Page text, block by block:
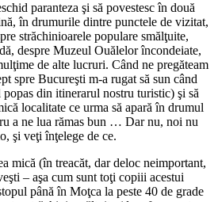
paranteza şi să povestesc în două
în drumurile dintre punctele de vizitat,
străchinioarele populare smălţuite,
despre Muzeul Ouălelor încondeiate,
de alte lucruri. Când ne pregăteam
spre Bucureşti m-a rugat să sun când
din itinerarul nostru turistic) şi să
localitate ce urma să apară în drumul
a ne lua rămas bun … Dar nu, noi nu
şi veţi înţelege de ce.
mică (în treacăt, dar deloc neimportant,
– aşa cum sunt toţi copiii acestui
până în Moţca la peste 40 de grade